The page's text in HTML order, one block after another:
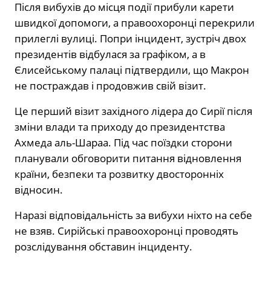
Після вибухів до місця події прибули карети
швидкої допомоги, а правоохоронці перекрили
прилеглі вулиці. Попри інцидент, зустріч двох
президентів відбулася за графіком, а в
Єлисейському палаці підтвердили, що Макрон
не постраждав і продовжив свій візит.
Це перший візит західного лідера до Сирії після
зміни влади та приходу до президентства
Ахмеда аль-Шараа. Під час поїздки сторони
планували обговорити питання відновлення
країни, безпеки та розвитку двосторонніх
відносин.
Наразі відповідальність за вибухи ніхто на себе
не взяв. Сирійські правоохоронці проводять
розслідування обставин інциденту.